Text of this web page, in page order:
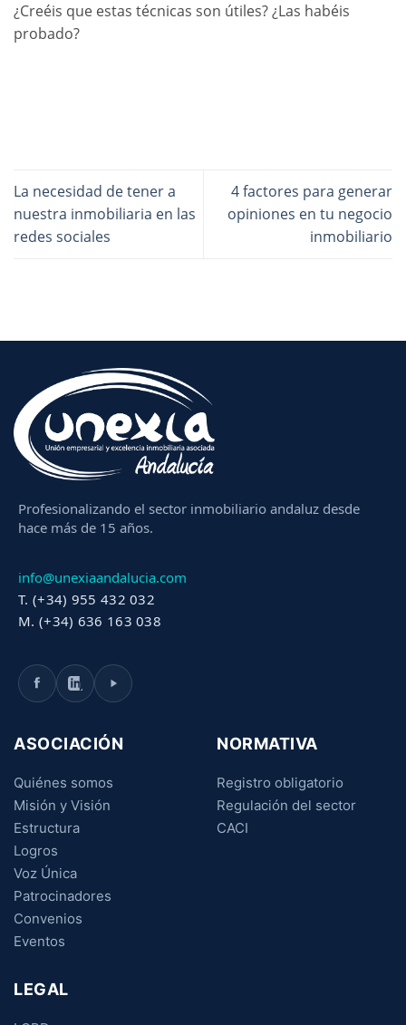
¿Creéis que estas técnicas son útiles? ¿Las habéis
probado?
La necesidad de tener a
nuestra inmobiliaria en las
redes sociales
4 factores para generar
opiniones en tu negocio
inmobiliario
Profesionalizando el sector inmobiliario andaluz desde
hace más de 15 años.
info@unexiaandalucia.com
T. (+34) 955 432 032
M. (+34) 636 163 038
ASOCIACIÓN
Quiénes somos
Misión y Visión
Estructura
Logros
Voz Única
Patrocinadores
Convenios
Eventos
NORMATIVA
Registro obligatorio
Regulación del sector
CACI
LEGAL